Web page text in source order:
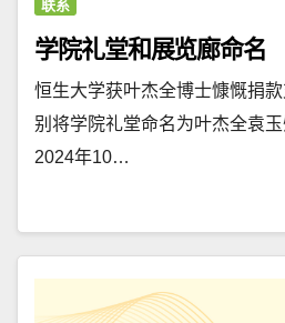
联系
学院礼堂和展览廊命名
恒生大学获叶杰全博士慷慨捐
别将学院礼堂命名为叶杰全袁
2024年10…